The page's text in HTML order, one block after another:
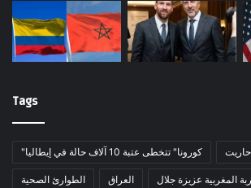
Tags
"كورونا" تتخطى عتبة 10 آلاف حالة في إيطاليا
الطوارئ الصحية العراق المغربية عزيزة جلال